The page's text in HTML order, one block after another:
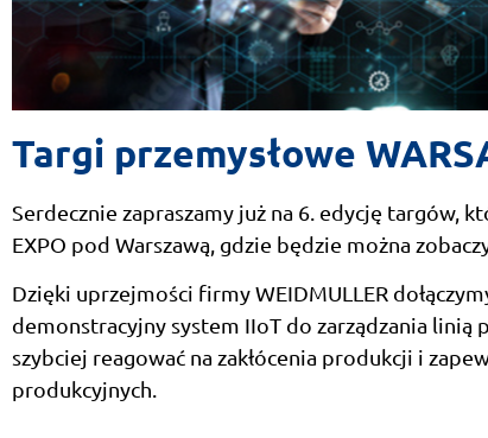
Targi przemysłowe
Serdecznie zapraszamy już na 6. edycję targów,
EXPO pod Warszawą, gdzie będzie można
Dzięki uprzejmości firmy WEIDMULLER
demonstracyjny system IIoT do zarządzania
szybciej reagować na zakłócenia produkcji i
produkcyjnych.